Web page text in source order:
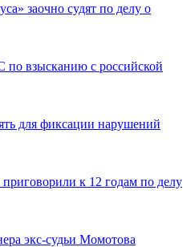
заочно судят по делу о
по взысканию с российской
для фиксации нарушений
к 12 годам по делу
экс-судьи Момотова